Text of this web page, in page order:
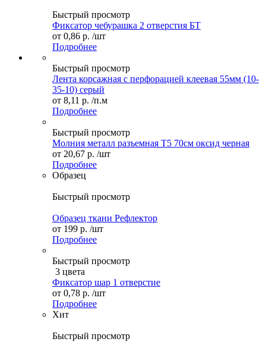
Быстрый просмотр
Фиксатор чебурашка 2 отверстия БТ
от 0,86 р. /шт
Подробнее
Быстрый просмотр
Лента корсажная с перфорацией клеевая 55мм (10-
35-10) серый
от 8,11 р. /п.м
Подробнее
Быстрый просмотр
Молния металл разъемная Т5 70см оксид черная
от 20,67 р. /шт
Подробнее
Образец
Быстрый просмотр
Образец ткани Рефлектор
от 199 р. /шт
Подробнее
Быстрый просмотр
3 цвета
Фиксатор шар 1 отверстие
от 0,78 р. /шт
Подробнее
Хит
Быстрый просмотр